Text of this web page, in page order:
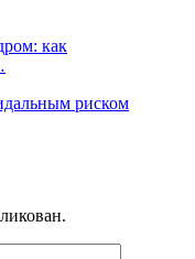
как
риском